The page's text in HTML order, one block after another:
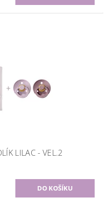
LILAC - VEL.2